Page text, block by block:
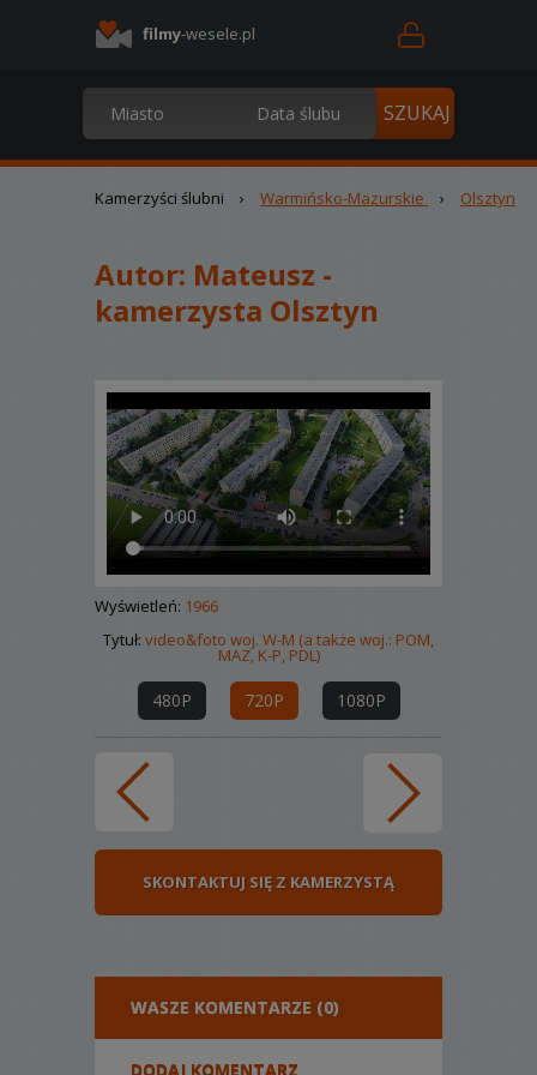
filmy-wesele.pl
Kamerzyści ślubni › Warmińsko-Mazurskie › Olsztyn
Autor: Mateusz -
kamerzysta Olsztyn
Wyświetleń: 1966
Tytuł: video&foto woj. W-M (a także woj.: POM,
MAZ, K-P, PDL)
480P 720P 1080P
SKONTAKTUJ SIĘ Z KAMERZYSTĄ
WASZE KOMENTARZE (0)
DODAJ KOMENTARZ